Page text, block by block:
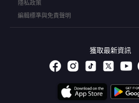
隱私政策
編輯標準與免責聲明
獲取最新資訊